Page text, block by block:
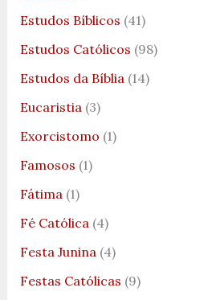
Estudos Bíblicos (41)
Estudos Católicos (98)
Estudos da Bíblia (14)
Eucaristia (3)
Exorcistomo (1)
Famosos (1)
Fátima (1)
Fé Católica (4)
Festa Junina (4)
Festas Católicas (9)